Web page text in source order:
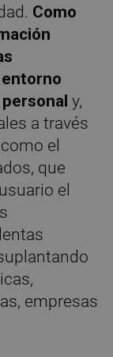
Como
y,
a través
el
que
el
empresas